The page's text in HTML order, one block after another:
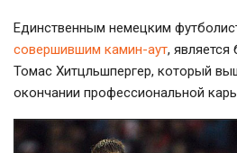
Единственным немецким
совершившим камин-аут,
Томас Хитцльшпергер, который
окончании профессиональной